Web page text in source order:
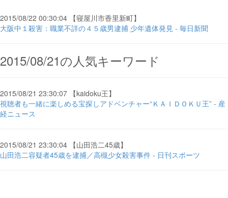
2015/08/22 00:30:04 【寝屋川市香里新町】
大阪中１殺害：職業不詳の４５歳男逮捕 少年遺体発見 - 毎日新聞
2015/08/21の人気キーワード
2015/08/21 23:30:07 【kaidoku王】
視聴者も一緒に楽しめる宝探しアドベンチャー“ＫＡＩＤＯＫＵ王” - 産
経ニュース
2015/08/21 23:30:04 【山田浩二45歳】
山田浩二容疑者45歳を逮捕／高槻少女殺害事件 - 日刊スポーツ